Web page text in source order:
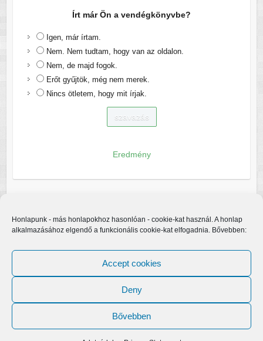
Honlapunk - más honlapokhoz hasonlóan - cookie-kat használ. A honlap
alkalmazásához elgendő a funkcionális cookie-kat elfogadnia. Bővebben:
Accept cookies
Deny
Bővebben
Írt már Ön a vendégkönyvbe?
Igen, már írtam.
Nem. Nem tudtam, hogy van az oldalon.
Nem, de majd fogok.
Erőt gyűjtök, még nem merek.
Nincs ötletem, hogy mit írjak.
Eredmény
Egerfarmos.hu. A sablont készítette:
WordPress